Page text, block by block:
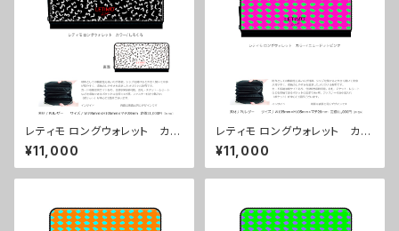
レティモ ロングウォレット カラ
ー/しろくろ ■配送まで３週間
¥11,000
レティモ ロングウォレット カラ
ー/ ニュードットピンク ■配送
まで３週間
¥11,000